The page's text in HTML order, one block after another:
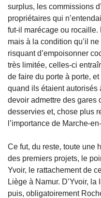
surplus, les commissions
propriétaires qui
fut-il marécage ou
mais à la condition qu’il
risquant d’empoisonner
très limitée, celles-ci
de faire du porte à porte,
quand ils étaient autorisés
devoir admettre des gares
desservies et, chose plus
l’importance de Marche-
Ce fut, du reste, toute une
des premiers projets, le
Yvoir, le rattachement de
Liège à Namur. D’Yvoir,
puis, obligatoirement